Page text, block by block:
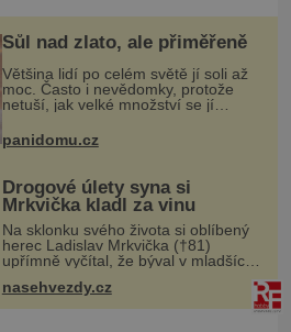
Sůl nad zlato, ale přiměřeně
Většina lidí po celém světě jí soli až
moc. Často i nevědomky, protože
netuší, jak velké množství se jí
potravinách, dokonce i těch
sladkých. Sůl je zdravá
panidomu.cz
Drogové úlety syna si
Mrkvička kladl za vinu
Na sklonku svého života si oblíbený
herec Ladislav Mrkvička (†81)
upřímně vyčítal, že býval v mladších
něm vyvolával hlavně velmi
dramatický osud jeho třetího syna
nasehvezdy.cz